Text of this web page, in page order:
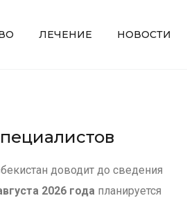
ЛЕЧЕНИЕ НОВОСТИ
доводит до сведения
2026 года планируется